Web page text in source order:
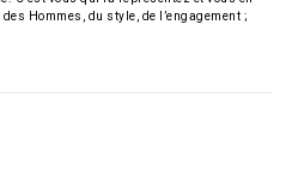
Hommes, du style, de l’engagement ;